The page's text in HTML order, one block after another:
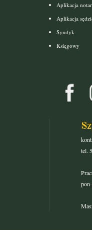
Aplikacja
Aplikacja
Syndyk
Księgowy
tel.